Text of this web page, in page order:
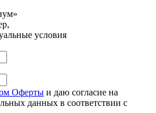
условия
Оферты и даю согласие на
данных в соответствии с